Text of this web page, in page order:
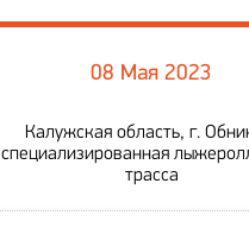
08 Мая 2023
Калужская область, г.
специализированная
трасса